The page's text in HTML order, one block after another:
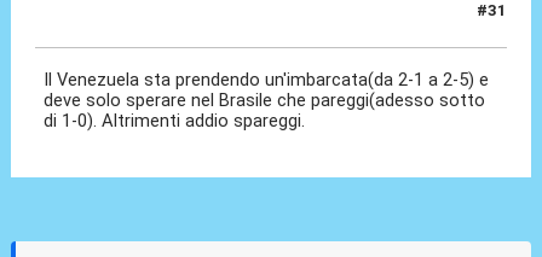
#31
Il Venezuela sta prendendo un'imbarcata(da 2-1 a 2-5) e
deve solo sperare nel Brasile che pareggi(adesso sotto
di 1-0). Altrimenti addio spareggi.